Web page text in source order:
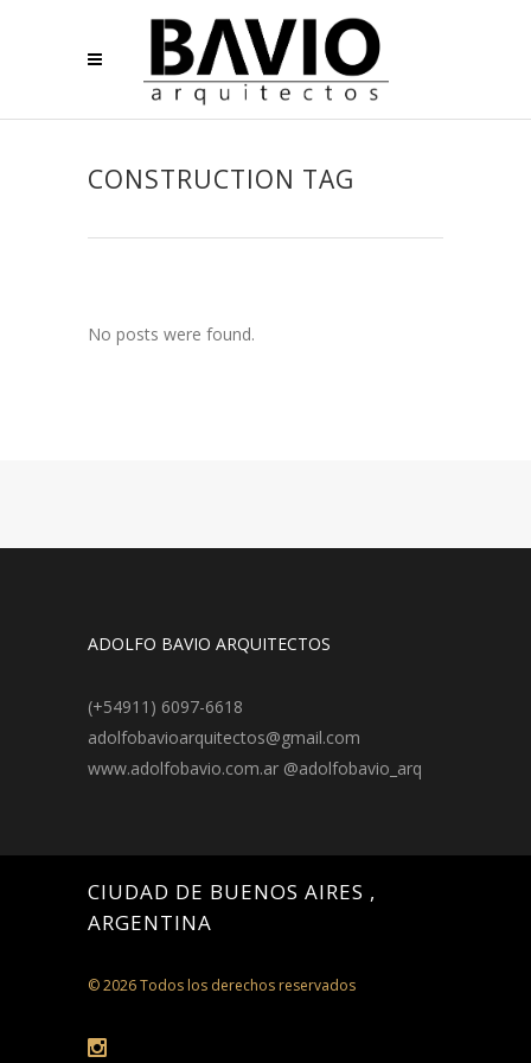
CONSTRUCTION TAG
No posts were found.
ADOLFO BAVIO ARQUITECTOS
(+54911) 6097-6618
adolfobavioarquitectos@gmail.com
www.adolfobavio.com.ar @adolfobavio_arq
CIUDAD DE BUENOS AIRES ,
ARGENTINA
© 2026 Todos los derechos reservados